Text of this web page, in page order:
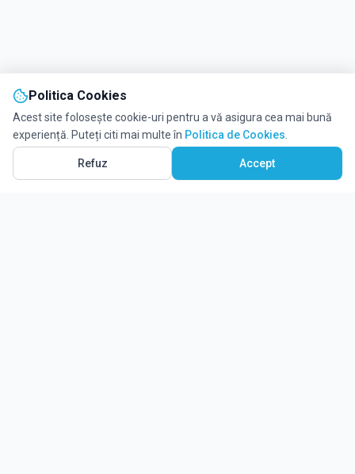
Politica Cookies
Acest site folosește cookie-uri pentru a vă asigura cea mai bună
experiență. Puteți citi mai multe în Politica de Cookies
Refuz Accept